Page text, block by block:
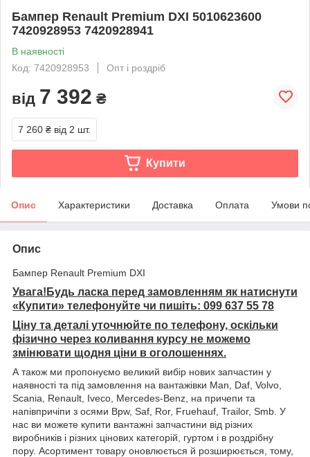
Бампер Renault Premium DXI 5010623600
7420928953 7420928941
В наявності
Код: 7420928953
Опт і роздріб
від 7 392 ₴
7 260 ₴ від 2 шт.
Купити
Опис Характеристики Доставка Оплата Умови
Опис
Бампер Renault Premium DXI
Увага!Будь ласка перед замовленням як натиснути
«Купити» телефонуйте чи пишіть: 099 637 55 78
Ціну та деталі уточнюйте по телефону, оскільки
фізично через коливання курсу не можемо
змінювати щодня ціни в оголошеннях.
А також ми пропонуємо великий вибір нових запчастин у
наявності та під замовлення на вантажівки Man, Daf, Volvo,
Scania, Renault, Iveco, Mercedes-Benz, на причепи та
напівпричіпи з осями Bpw, Saf, Ror, Fruehauf, Trailor, Smb. У
нас ви можете купити вантажні запчастини від різних
виробників і різних цінових категорій, гуртом і в роздрібну
пору. Асортимент товару оновлюється й розширюється, тому,